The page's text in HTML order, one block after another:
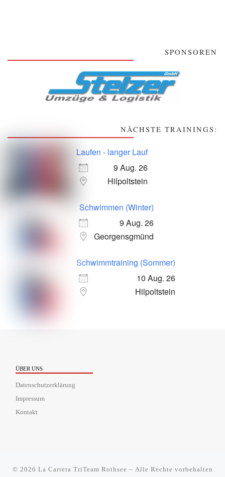
SPONSOREN
NÄCHSTE TRAININGS:
Laufen - langer Lauf
9 Aug. 26
Hilpoltstein
Schwimmen (Winter)
9 Aug. 26
Georgensgmünd
Schwimmtraining (Sommer)
10 Aug. 26
Hilpoltstein
ÜBER UNS
Datenschutzerklärung
Impressum
Kontakt
© 2026 La Carrera TriTeam Rothsee – Alle Rechte vorbehalten